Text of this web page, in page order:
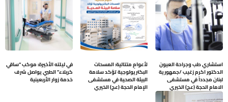
استشاري طب وجراحة العيون
الدكتور اكرم زغيب /جمهورية
لبنان مجدداً في مستشفى
الامام الحجة (عج) الخيري
لأعوامٍ متتالية: المسحات
البكتريولوجية تؤكد سلامة
البيئة الصحية في مستشفى
الإمام الحجة (عج) الخيري
في ليلته الأخيرة: موكب “ساقي
كربلاء” الطبي يواصل شرف
خدمة زوار الأربعينية